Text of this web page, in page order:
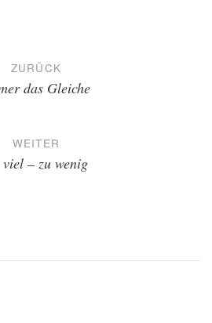
ZURÜCK
das Gleiche
WEITER
– zu wenig